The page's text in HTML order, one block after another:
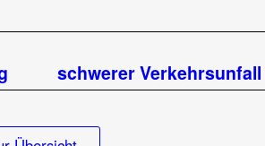
schwerer